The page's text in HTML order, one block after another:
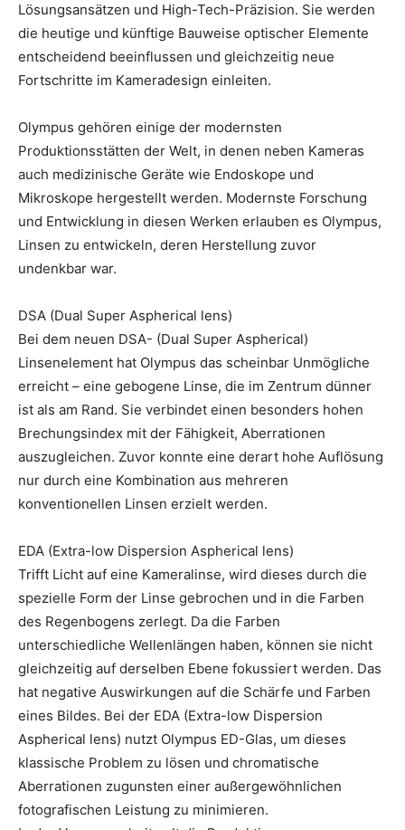
Lösungsansätzen und High-Tech-Präzision. Sie werden
die heutige und künftige Bauweise optischer Elemente
entscheidend beeinflussen und gleichzeitig neue
Fortschritte im Kameradesign einleiten.
Olympus gehören einige der modernsten
Produktionsstätten der Welt, in denen neben Kameras
auch medizinische Geräte wie Endoskope und
Mikroskope hergestellt werden. Modernste Forschung
und Entwicklung in diesen Werken erlauben es Olympus,
Linsen zu entwickeln, deren Herstellung zuvor
undenkbar war.
DSA (Dual Super Aspherical lens)
Bei dem neuen DSA- (Dual Super Aspherical)
Linsenelement hat Olympus das scheinbar Unmögliche
erreicht – eine gebogene Linse, die im Zentrum dünner
ist als am Rand. Sie verbindet einen besonders hohen
Brechungsindex mit der Fähigkeit, Aberrationen
auszugleichen. Zuvor konnte eine derart hohe Auflösung
nur durch eine Kombination aus mehreren
konventionellen Linsen erzielt werden.
EDA (Extra-low Dispersion Aspherical lens)
Trifft Licht auf eine Kameralinse, wird dieses durch die
spezielle Form der Linse gebrochen und in die Farben
des Regenbogens zerlegt. Da die Farben
unterschiedliche Wellenlängen haben, können sie nicht
gleichzeitig auf derselben Ebene fokussiert werden. Das
hat negative Auswirkungen auf die Schärfe und Farben
eines Bildes. Bei der EDA (Extra-low Dispersion
Aspherical lens) nutzt Olympus ED-Glas, um dieses
klassische Problem zu lösen und chromatische
Aberrationen zugunsten einer außergewöhnlichen
fotografischen Leistung zu minimieren.